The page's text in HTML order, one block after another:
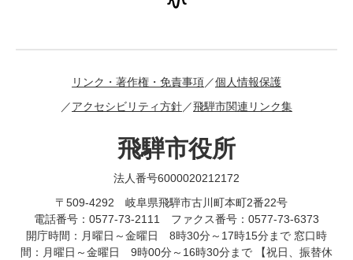
リンク・著作権・免責事項
個人情報保護
アクセシビリティ方針
飛騨市関連リンク集
飛騨市役所
法人番号6000020212172
〒509-4292 岐阜県飛騨市古川町本町2番22号
電話番号：0577-73-2111 ファクス番号：0577-73-6373
開庁時間：月曜日～金曜日 8時30分～17時15分まで 窓口時
間：月曜日～金曜日 9時00分～16時30分まで 【祝日、振替休